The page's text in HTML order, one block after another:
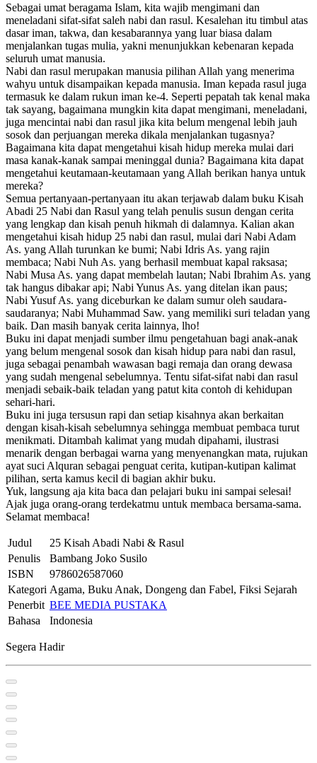
Sebagai umat beragama Islam, kita wajib mengimani dan
meneladani sifat-sifat saleh nabi dan rasul. Kesalehan itu timbul atas
dasar iman, takwa, dan kesabarannya yang luar biasa dalam
menjalankan tugas mulia, yakni menunjukkan kebenaran kepada
seluruh umat manusia.
Nabi dan rasul merupakan manusia pilihan Allah yang menerima
wahyu untuk disampaikan kepada manusia. Iman kepada rasul juga
termasuk ke dalam rukun iman ke-4. Seperti pepatah tak kenal maka
tak sayang, bagaimana mungkin kita dapat mengimani, meneladani,
juga mencintai nabi dan rasul jika kita belum mengenal lebih jauh
sosok dan perjuangan mereka dikala menjalankan tugasnya?
Bagaimana kita dapat mengetahui kisah hidup mereka mulai dari
masa kanak-kanak sampai meninggal dunia? Bagaimana kita dapat
mengetahui keutamaan-keutamaan yang Allah berikan hanya untuk
mereka?
Semua pertanyaan-pertanyaan itu akan terjawab dalam buku Kisah
Abadi 25 Nabi dan Rasul yang telah penulis susun dengan cerita
yang lengkap dan kisah penuh hikmah di dalamnya. Kalian akan
mengetahui kisah hidup 25 nabi dan rasul, mulai dari Nabi Adam
As. yang Allah turunkan ke bumi; Nabi Idris As. yang rajin
membaca; Nabi Nuh As. yang berhasil membuat kapal raksasa;
Nabi Musa As. yang dapat membelah lautan; Nabi Ibrahim As. yang
tak hangus dibakar api; Nabi Yunus As. yang ditelan ikan paus;
Nabi Yusuf As. yang diceburkan ke dalam sumur oleh saudara-
saudaranya; Nabi Muhammad Saw. yang memiliki suri teladan yang
baik. Dan masih banyak cerita lainnya, lho!
Buku ini dapat menjadi sumber ilmu pengetahuan bagi anak-anak
yang belum mengenal sosok dan kisah hidup para nabi dan rasul,
juga sebagai penambah wawasan bagi remaja dan orang dewasa
yang sudah mengenal sebelumnya. Tentu sifat-sifat nabi dan rasul
menjadi sebaik-baik teladan yang patut kita contoh di kehidupan
sehari-hari.
Buku ini juga tersusun rapi dan setiap kisahnya akan berkaitan
dengan kisah-kisah sebelumnya sehingga membuat pembaca turut
menikmati. Ditambah kalimat yang mudah dipahami, ilustrasi
menarik dengan berbagai warna yang menyenangkan mata, rujukan
ayat suci Alquran sebagai penguat cerita, kutipan-kutipan kalimat
pilihan, serta kamus kecil di bagian akhir buku.
Yuk, langsung aja kita baca dan pelajari buku ini sampai selesai!
Ajak juga orang-orang terdekatmu untuk membaca bersama-sama.
Selamat membaca!
Judul
25 Kisah Abadi Nabi & Rasul
Penulis
Bambang Joko Susilo
ISBN
9786026587060
Kategori Agama, Buku Anak, Dongeng dan Fabel, Fiksi Sejarah
Penerbit BEE MEDIA PUSTAKA
Bahasa
Indonesia
Segera Hadir